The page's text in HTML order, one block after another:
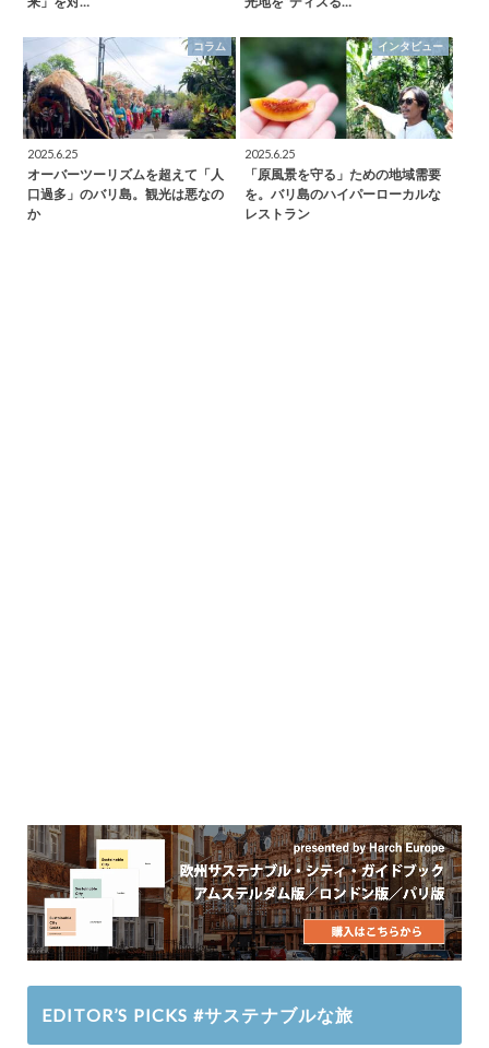
コラム
2025.6.25
オーバーツーリズムを超えて「人
口過多」のバリ島。観光は悪なの
か
インタビュー
2025.6.25
「原風景を守る」ための地域需要
を。バリ島のハイパーローカルな
レストラン
EDITOR’S PICKS #サステナブルな旅